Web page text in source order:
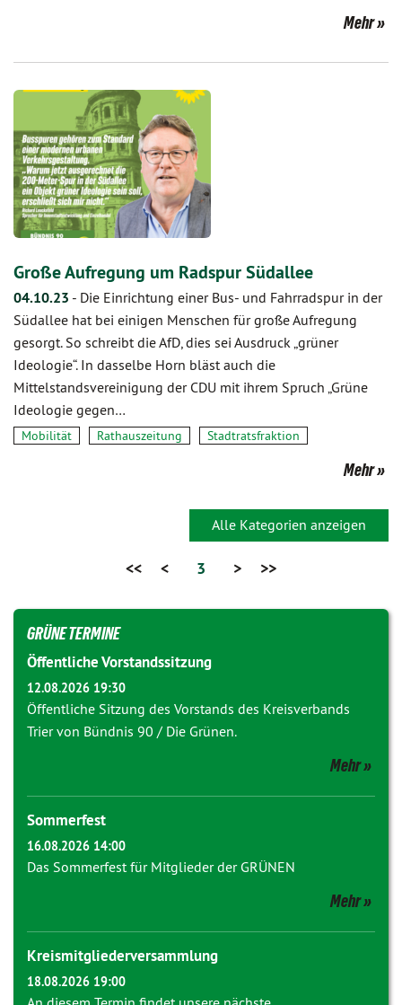
Mehr
Große Aufregung um Radspur Südallee
04.10.23 - Die Einrichtung einer Bus- und Fahrradspur in der
Südallee hat bei einigen Menschen für große Aufregung
gesorgt. So schreibt die AfD, dies sei Ausdruck „grüner
Ideologie“. In dasselbe Horn bläst auch die
Mittelstandsvereinigung der CDU mit ihrem Spruch „Grüne
Ideologie gegen…
Mobilität Rathauszeitung Stadtratsfraktion
Mehr
Alle Kategorien anzeigen
<< < 3 > >>
GRÜNE TERMINE
Öffentliche Vorstandssitzung
12.08.2026 19:30
Öffentliche Sitzung des Vorstands des Kreisverbands
Trier von Bündnis 90 / Die Grünen.
Mehr
Sommerfest
16.08.2026 14:00
Das Sommerfest für Mitglieder der GRÜNEN
Mehr
Kreismitgliederversammlung
18.08.2026 19:00